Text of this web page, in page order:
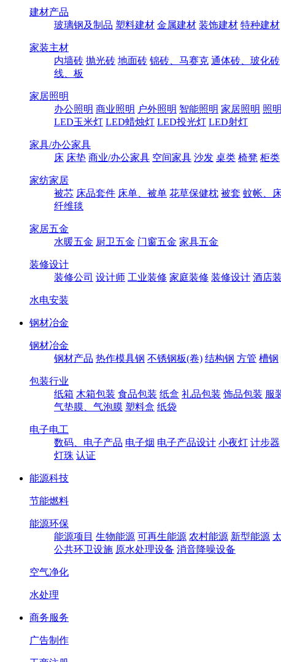
建材产品
玻璃钢及制品 塑料建材 金属建材 装饰建材 特种建材
家装主材
内墙砖 抛光砖 地面砖 锦砖、马赛克 通体砖、玻化砖
线、板
家居照明
办公照明 商业照明 户外照明 智能照明 家居照明 照
LED玉米灯 LED蜡烛灯 LED投光灯 LED射灯
家具/办公家具
床 床垫 商业/办公家具 空间家具 沙发 桌类 椅凳 柜类
家纺家居
被芯 床品套件 床单、被单 花草保健枕 被套 蚊帐、
纤维毯
家居五金
水暖五金 厨卫五金 门窗五金 家具五金
装修设计
装修公司 设计师 工业装修 家庭装修 装修设计 酒店
水电安装
钢材冶金
钢材冶金
钢材产品 热作模具钢 不锈钢板(卷) 结构钢 方管 槽钢
包装行业
纸箱 木箱包装 食品包装 纸盒 礼品包装 饰品包装 服
气垫膜、气泡膜 塑料盒 纸袋
电子电工
数码、电子产品 电子烟 电子产品设计 小夜灯 计步器
灯珠 认证
能源科技
节能燃料
能源环保
能源项目 生物能源 可再生能源 农村能源 新型能源
公共环卫设施 原水处理设备 消音降噪设备
空气净化
水处理
商务服务
广告制作